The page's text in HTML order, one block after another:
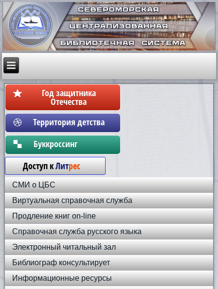
Год защитника
Отечества
Территория детства
Бyккpoccинг
Доступ кЛитрес
СМИ о ЦБС
Виртуальная справочная служба
Продление книг on-line
Справочная служба русского языка
Электронный читальный зал
Библиограф консультирует
Информационные ресурсы